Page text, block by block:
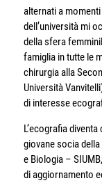
alternati a
dell’università mi
della sfera
famiglia in tutte le
chirurgia alla
Università
di interesse
L’ecografia
giovane socia
e Biologia –
di aggiornamento